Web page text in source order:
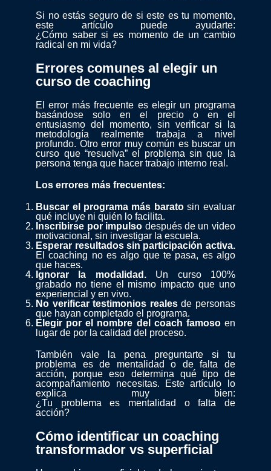
Si no estás seguro de si este es tu momento,
este artículo puede ayudarte:
¿Cómo saber si es momento de un cambio
radical en mi vida?
Errores comunes al elegir un
curso de coaching
El error más frecuente es elegir un programa
basándose solo en el precio o en el
entusiasmo del momento, sin verificar si la
metodología realmente trabaja a nivel
profundo. Otro error muy común es buscar un
curso que “resuelva” el problema sin que la
persona tenga que hacer trabajo interno real.
Los errores más frecuentes:
Buscar el programa más baratosin evaluar
qué incluye ni quién lo facilita.
Inscribirse por impulso después de un video
motivacional, sin investigar la escuela.
Esperar resultados sin participación activa.
El coaching no es algo que te pasa, es algo
que haces.
Ignorar la modalidad.Un curso 100%
grabado no tiene el mismo impacto que uno
experiencial y en vivo.
No verificar testimonios realesde personas
que hayan completado el programa.
Elegir por el nombre del coach famosoen
lugar de por la calidad del proceso.
También vale la pena preguntarte si tu
problema es de mentalidad o de falta de
acción, porque eso determina qué tipo de
acompañamiento necesitas. Este artículo lo
explica muy bien:
¿Tu problema es mentalidad o falta de
acción?
Cómo identificar un coaching
transformador vs superficial